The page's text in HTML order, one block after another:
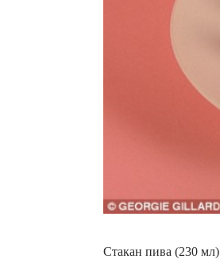
Стакан пива (230 мл)